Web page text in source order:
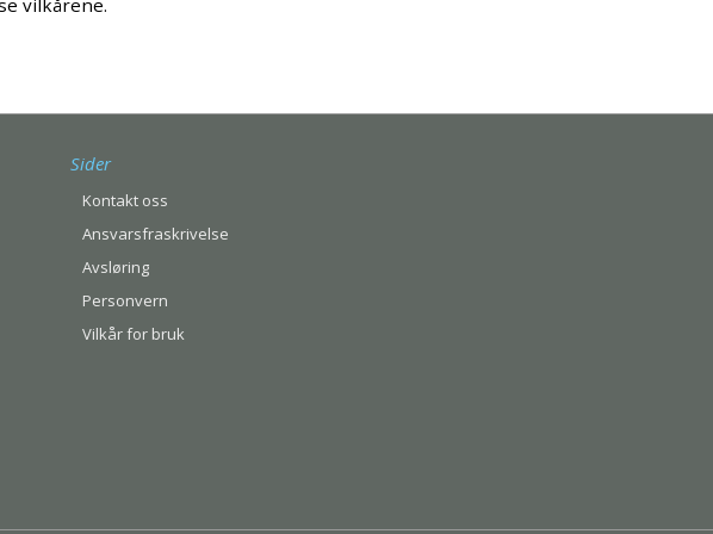
Sider
Kontakt oss
Ansvarsfraskrivelse
Avsløring
Personvern
Vilkår for bruk